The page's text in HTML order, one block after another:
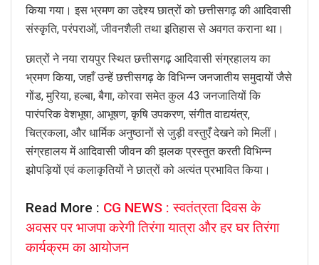
किया गया। इस भ्रमण का उद्देश्य छात्रों को छत्तीसगढ़ की आदिवासी
संस्कृति, परंपराओं, जीवनशैली तथा इतिहास से अवगत कराना था।
छात्रों ने नया रायपुर स्थित छत्तीसगढ़ आदिवासी संग्रहालय का
भ्रमण किया, जहाँ उन्हें छत्तीसगढ़ के विभिन्न जनजातीय समुदायों जैसे
गोंड, मुरिया, हल्बा, बैगा, कोरवा समेत कुल 43 जनजातियों कि
पारंपरिक वेशभूषा, आभूषण, कृषि उपकरण, संगीत वाद्ययंत्र,
चित्रकला, और धार्मिक अनुष्ठानों से जुड़ी वस्तुएँ देखने को मिलीं।
संग्रहालय में आदिवासी जीवन की झलक प्रस्तुत करती विभिन्न
झोपड़ियों एवं कलाकृतियों ने छात्रों को अत्यंत प्रभावित किया।
Read More : CG NEWS : स्वतंत्रता दिवस के
अवसर पर भाजपा करेगी तिरंगा यात्रा और हर घर तिरंगा
कार्यक्रम का आयोजन